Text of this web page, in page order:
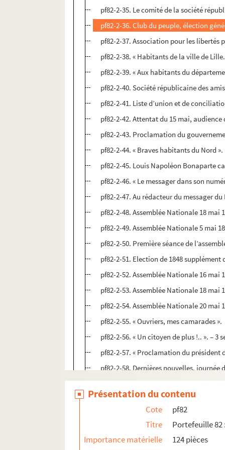
pf82-2-35. Le comité de la société
pf82-2-36. Club du peuple, élection
pf82-2-37. Association pour les libertés
pf82-2-38. « Habitants de la ville de
pf82-2-39. « Aux habitants du
pf82-2-40. Société républicaine des
pf82-2-41. Liste d’union et de
pf82-2-42. Attentat du 15 mai, audience
pf82-2-43. Proclamation du
pf82-2-44. « Braves habitants du Nord ».
pf82-2-45. Louis Napoléon Bonaparte
pf82-2-46. « Le messager dans son
pf82-2-47. Au rédacteur du messager
pf82-2-48. Assemblée Nationale 18 mai
pf82-2-49. Assemblée Nationale 5 mai
pf82-2-50. Première séance de
pf82-2-51. Election de 1848 supplément
pf82-2-52. Assemblée Nationale 16 mai
pf82-2-53. Assemblée Nationale 18 mai
pf82-2-54. Assemblée Nationale 20 mai
pf82-2-55. « Ouvriers, mes camarades ».
pf82-2-56. « Un citoyen de plus !.. ». – 3
pf82-2-57. « Proclamation du
pf82-2-58. Dernières nouvelles, journée
pf82-2-59. Dernières nouvelles, journée
pf82-2-60. Bulletin, Paris le 24 février
pf82-2-61. Grandes Nouvelles de Paris,
pf82-2-62. Constitution de la république
pf82-2-63. Dépêches télégraphiques,
Présentation du contenu
Cote
pf82
Titre
Portefeuille
Importance matérielle
124 pièces